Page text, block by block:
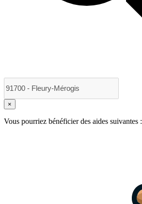
×
Vous pourriez bénéficier des aides suivantes :